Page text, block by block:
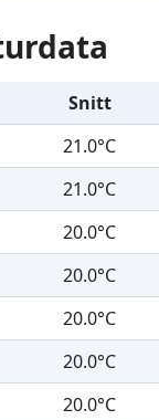
Snitt
21.0°C
21.0°C
20.0°C
20.0°C
20.0°C
20.0°C
20.0°C